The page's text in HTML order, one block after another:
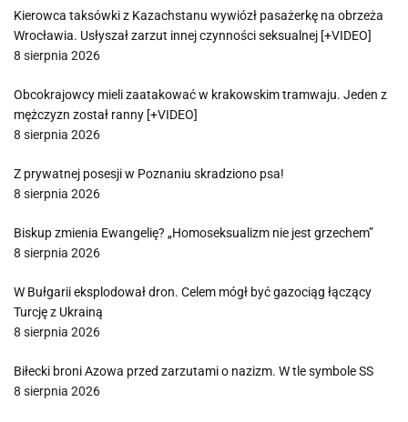
Kierowca taksówki z Kazachstanu wywiózł pasażerkę na obrzeża
Wrocławia. Usłyszał zarzut innej czynności seksualnej [+VIDEO]
8 sierpnia 2026
Obcokrajowcy mieli zaatakować w krakowskim tramwaju. Jeden z
mężczyzn został ranny [+VIDEO]
8 sierpnia 2026
Z prywatnej posesji w Poznaniu skradziono psa!
8 sierpnia 2026
Biskup zmienia Ewangelię? „Homoseksualizm nie jest grzechem”
8 sierpnia 2026
W Bułgarii eksplodował dron. Celem mógł być gazociąg łączący
Turcję z Ukrainą
8 sierpnia 2026
Biłecki broni Azowa przed zarzutami o nazizm. W tle symbole SS
8 sierpnia 2026